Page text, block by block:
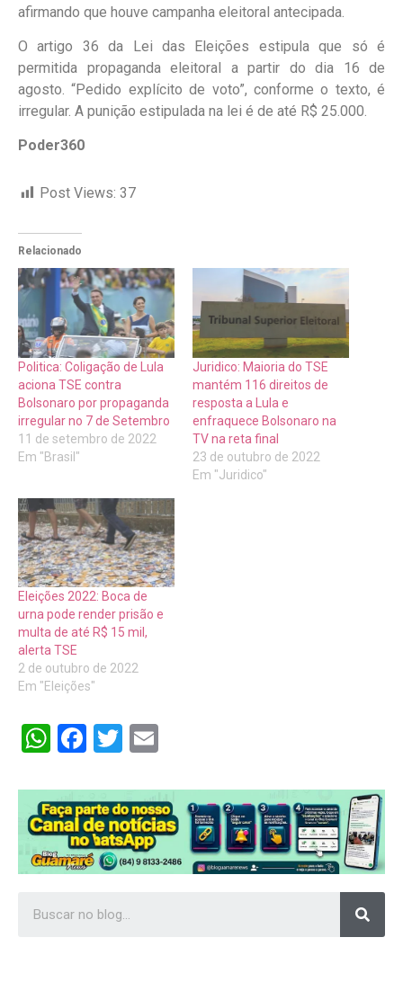
afirmando que houve campanha eleitoral antecipada.
O artigo 36 da Lei das Eleições estipula que só é
permitida propaganda eleitoral a partir do dia 16 de
agosto. “Pedido explícito de voto”, conforme o texto, é
irregular. A punição estipulada na lei é de até R$ 25.000.
Poder360
Post Views: 37
Relacionado
Politica: Coligação de Lula
aciona TSE contra
Bolsonaro por propaganda
irregular no 7 de Setembro
11 de setembro de 2022
Em "Brasil"
Juridico: Maioria do TSE
mantém 116 direitos de
resposta a Lula e
enfraquece Bolsonaro na
TV na reta final
23 de outubro de 2022
Em "Juridico"
Eleições 2022: Boca de
urna pode render prisão e
multa de até R$ 15 mil,
alerta TSE
2 de outubro de 2022
Em "Eleições"
WhatsApp
Facebook
Twitter